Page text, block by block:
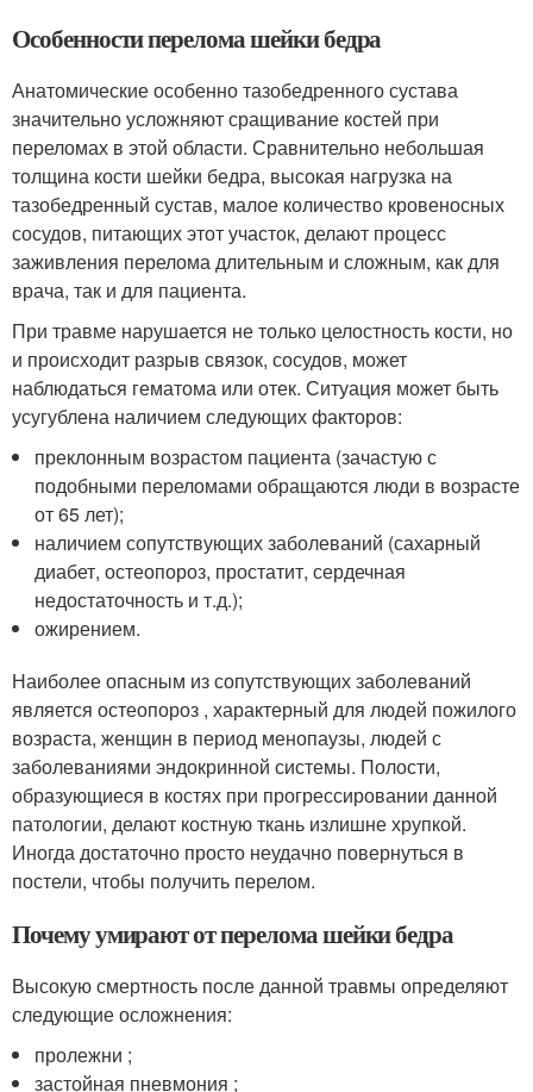
Особенности перелома шейки бедра
Анатомические особенно тазобедренного сустава
значительно усложняют сращивание костей при
переломах в этой области. Сравнительно небольшая
толщина кости шейки бедра, высокая нагрузка на
тазобедренный сустав, малое количество кровеносных
сосудов, питающих этот участок, делают процесс
заживления перелома длительным и сложным, как для
врача, так и для пациента.
При травме нарушается не только целостность кости, но
и происходит разрыв связок, сосудов, может
наблюдаться гематома или отек. Ситуация может быть
усугублена наличием следующих факторов:
преклонным возрастом пациента (зачастую с
подобными переломами обращаются люди в возрасте
от 65 лет);
наличием сопутствующих заболеваний (сахарный
диабет, остеопороз, простатит, сердечная
недостаточность и т.д.);
ожирением.
Наиболее опасным из сопутствующих заболеваний
является остеопороз , характерный для людей пожилого
возраста, женщин в период менопаузы, людей с
заболеваниями эндокринной системы. Полости,
образующиеся в костях при прогрессировании данной
патологии, делают костную ткань излишне хрупкой.
Иногда достаточно просто неудачно повернуться в
постели, чтобы получить перелом.
Почему умирают от перелома шейки бедра
Высокую смертность после данной травмы определяют
следующие осложнения:
пролежни ;
застойная пневмония ;